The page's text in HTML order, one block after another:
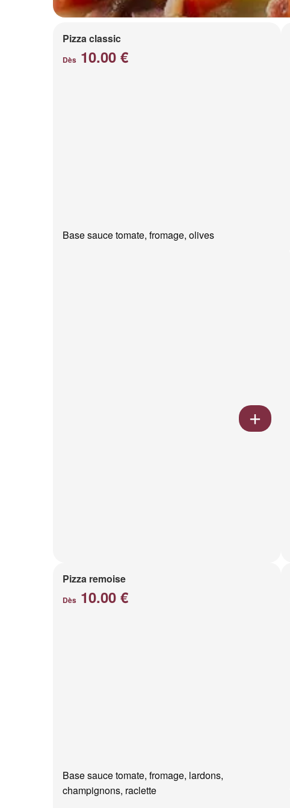
Pizza classic
Dès 10.00 €
Base sauce tomate, fromage, olives
Pizza remoise
Dès 10.00 €
Base sauce tomate, fromage, lardons,
champignons, raclette